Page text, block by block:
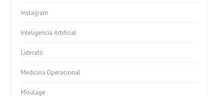
Instagram
Inteligencia Artificial
Liderato
Medicina Operacional
Moulage